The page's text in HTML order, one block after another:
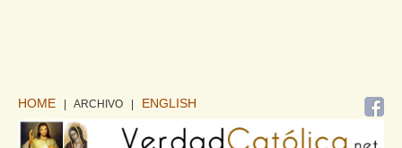
HOME | ARCHIVO ENGLISH